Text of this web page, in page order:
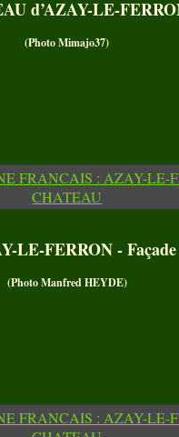
d’AZAY-LE-
(Photo Mimajo37)
LE-FERRON -
(Photo Manfred HEYDE)